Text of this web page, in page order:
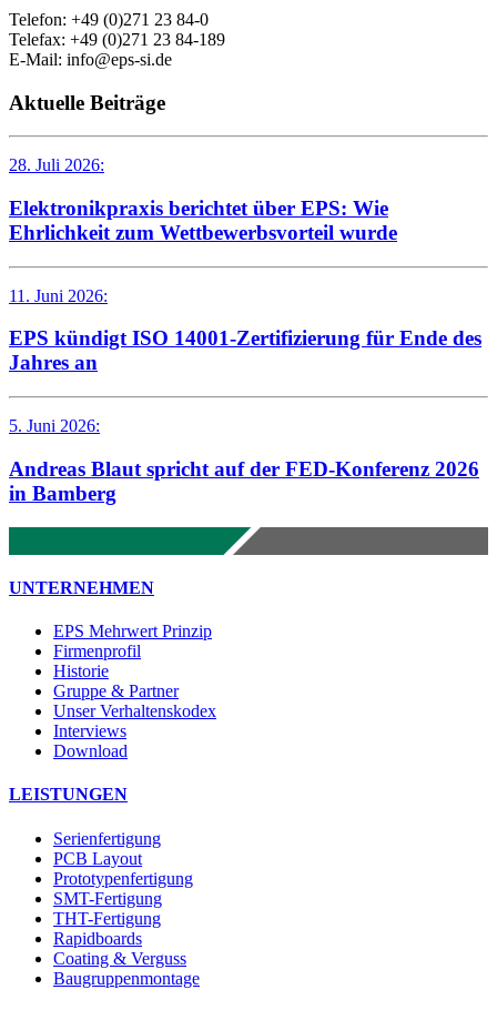
Telefon: +49 (0)271 23 84-0
Telefax: +49 (0)271 23 84-189
E-Mail: info@eps-si.de
Aktuelle Beiträge
28. Juli 2026:
Elektronikpraxis berichtet über EPS: Wie
Ehrlichkeit zum Wettbewerbsvorteil wurde
11. Juni 2026:
EPS kündigt ISO 14001-Zertifizierung für Ende des
Jahres an
5. Juni 2026:
Andreas Blaut spricht auf der FED-Konferenz 2026
in Bamberg
UNTERNEHMEN
EPS Mehrwert Prinzip
Firmenprofil
Historie
Gruppe & Partner
Unser Verhaltenskodex
Interviews
Download
LEISTUNGEN
Serienfertigung
PCB Layout
Prototypenfertigung
SMT-Fertigung
THT-Fertigung
Rapidboards
Coating & Verguss
Baugruppenmontage